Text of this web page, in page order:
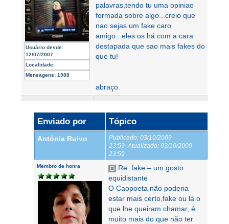
Usuário desde:
12/07/2007
Localidade:
Mensagens: 1988
palavras,tendo tu uma opiniao
formada sobre algo...creio que
nao sejas um fake caro
amigo...eles os há com a cara
destapada que sao mais fakes do
que tu!
abraço.
Enviado por Tópico
Antónia Ruivo Publicado: 03/10/2009
23:59 Atualizado: 03/10/2009
23:59
Membro de honra
Re: fake – um gosto
equidistante
O Caopoeta não poderia
estar mais certo,fake ou lá o
que lhe queiram chamar, é
muito mais do que não ter